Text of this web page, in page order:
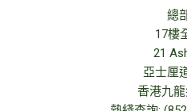
總
17樓
21
亞士厘
香港九龍